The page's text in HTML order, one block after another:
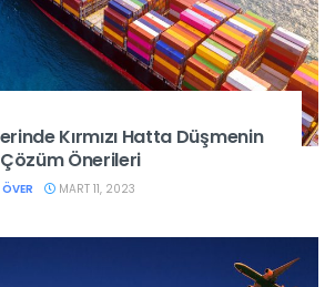
Kırmızı Hatta Düşmenin
Önerileri
MART 11, 2023